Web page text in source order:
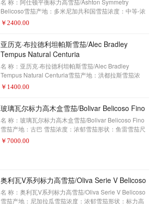
合剂（Corojo和Criollo）和来自三家加
名 称：阿仕顿平衡标力高雪茄/Ashton Symmetry
Belicoso雪茄产地：多米尼加共和国雪茄浓度：中等-浓
郁雪茄形状：标力高雪茄尺寸：5 1/4 x 52包装数量：25
(Ashton)的名义下推出了一个新品牌，这并不常见，但当
它做到这一点时，该公司将大量的想法和关注投入到发
布中。阿仕顿平衡标力高在2014年首次亮相，而该公司
也无法选择一个更好的名字。如果你有一
￥ 2400.00
亚历克·布拉德利坦帕斯雪茄/Alec Bradley
Tempus Natural Centuria
名 称：亚历克·布拉德利坦帕斯雪茄/Alec Bradley
Tempus Natural Centuria雪茄产地：洪都拉斯雪茄浓
度：浓郁雪茄形状：丘吉尔雪茄尺寸：7×49包装数量：
宾在开始他的烟草生涯后，决定寻找一款浓郁的雪茄。
最终在洪都拉斯与尼加拉瓜制成了这款雪茄亚历克·布拉
德利坦帕斯。坦帕斯最新颖的一点在于艾伦?鲁宾在洪都
拉斯Trojes地区一个农场采购的茄衣。对于
￥ 1400.00
玻璃瓦尔标力高木盒雪茄/Bolivar Belicoso Fino
名 称：玻璃瓦尔标力高木盒雪茄/Bolivar Belicoso Fino
雪茄产地：古巴 雪茄浓度：浓郁雪茄形状：鱼雷雪茄尺
寸：140X52包装数量：25制作方式：手工描 述：雪茄
它不是古巴最大的品牌之一，但它有着悠久的历史和忠
诚的来自国际的追随者。可悲的是，玻利瓦尔家族中没
有多少尺寸可
￥ 7000.00
奥利瓦V系列标力高雪茄/Oliva Serie V Belicoso
名 称：奥利瓦V系列标力高雪茄/Oliva Serie V Belicoso
雪茄产地：尼加拉瓜雪茄浓度：浓郁雪茄形状：标力高